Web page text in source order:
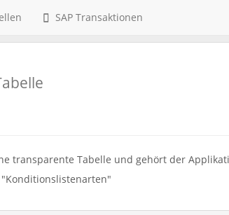
SAP Transaktionen
transparente Tabelle und gehört der
"Konditionslistenarten"